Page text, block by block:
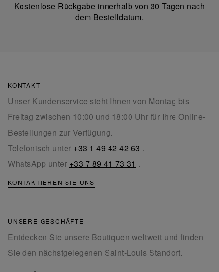
Kostenlose Rückgabe innerhalb von 30 Tagen nach
dem Bestelldatum.
KONTAKT
Unser Kundenservice steht Ihnen von Montag bis
Freitag zwischen 10:00 und 18:00 Uhr für Ihre Online-
Bestellungen zur Verfügung.
Telefonisch unter +33 1 49 42 42 63 .
WhatsApp unter +33 7 89 41 73 31 .
KONTAKTIEREN SIE UNS
UNSERE GESCHÄFTE
Entdecken Sie unsere Boutiquen weltweit und finden
Sie den nächstgelegenen Saint-Louis Standort.